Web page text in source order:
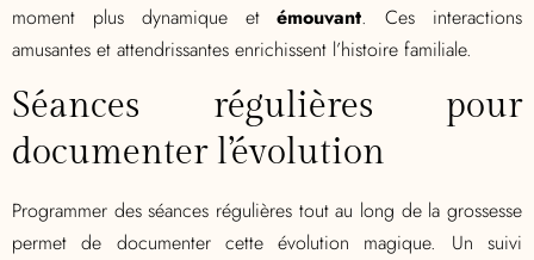
moment plus dynamique etémouvant. Ces interactions
amusantes et attendrissantes enrichissent l’histoire familiale.
Séances régulières pour
documenter l’évolution
Programmer des séances régulières tout au long de la grossesse
permet de documenter cette évolution magique. Un suivi